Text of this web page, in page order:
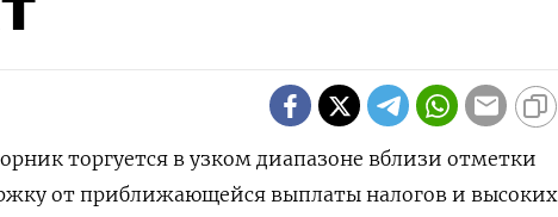
торгуется в узком диапазоне вблизи отметки
от приближающейся выплаты налогов и высоких